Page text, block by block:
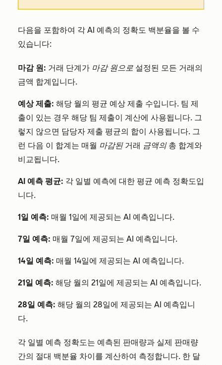
다음을 포함하여 각 AI 예측의 정확도 백분율을 볼 수
있습니다:
마감 원: 거래 단계가 마감 원으로 설정된 모든 거래의
금액 합계입니다.
예상 제출: 해당 월의 평균 예상 제출 수입니다. 팀 제
출이 있는 경우 해당 팀 제출이 계산에 사용됩니다. 그
렇지 않으면 담당자 제출 평균의 합이 사용됩니다. 그
런 다음 이 합계는 매월 마감된거래 금액의총 합계와
비교됩니다.
AI 예측 평균: 각 일별 예측에 대한 평균 예측 정확도입
니다.
1일 예측: 매월 1일에 제공되는 AI 예측입니다.
7일 예측: 매월 7일에 제공되는 AI 예측입니다.
14일 예측: 매월 14일에 제공되는 AI 예측입니다.
21일 예측: 해당 월의 21일에 제공되는 AI 예측입니다.
28일 예측: 해당 월의 28일에 제공되는 AI 예측입니
다.
각 일별 예측 정확도는 예측된 판매량과 실제 판매량
간의 절대 백분율 차이를 계산하여 측정합니다. 한 달